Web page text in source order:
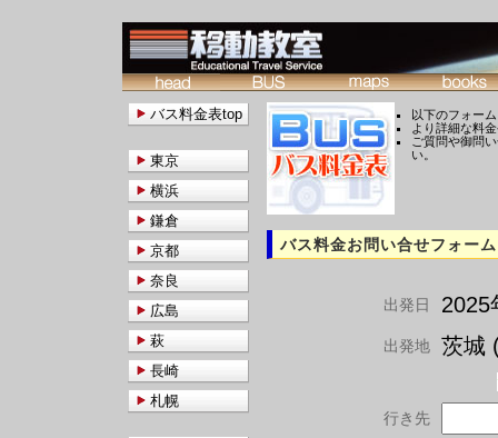
以下のフォー
より詳細な料
ご質問や御問
い。
バス料金お問い合せフォーム
出発日 2025
出発地 茨城
行き先
バス料金表top
東京
横浜
鎌倉
京都
奈良
広島
萩
長崎
札幌